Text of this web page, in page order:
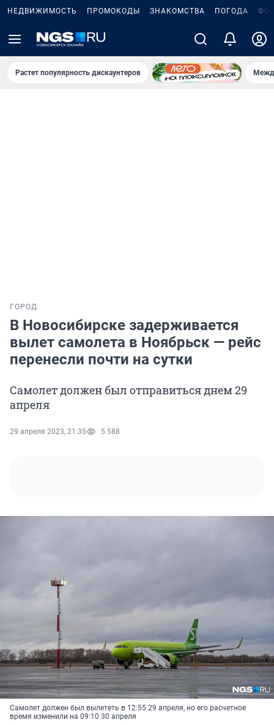
НЕДВИЖИМОСТЬ ПРОМОКОДЫ ЗНАКОМСТВА ПОГОДА
Растет популярность дискаунтеров
ГОРОД
В Новосибирске задерживается
вылет самолета в Ноябрьск — рейс
перенесли почти на сутки
Самолет должен был отправиться днем 29
апреля
29 апреля 2023, 21:35 5 588
Самолет должен был вылететь в 12:55 29 апреля, но его расчетное
время изменили на 09:10 30 апреля